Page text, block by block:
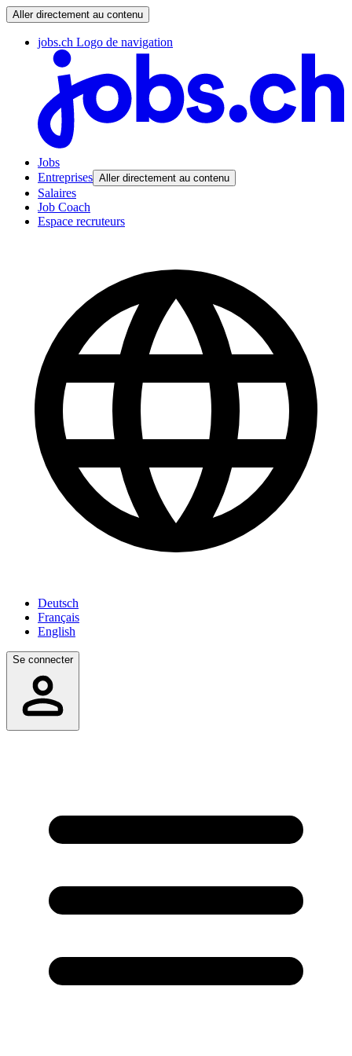
Aller directement au contenu
jobs.ch Logo de navigation
Jobs
Entreprises Aller directement au contenu
Salaires
Job Coach
Espace recruteurs
Deutsch
Français
English
Se connecter